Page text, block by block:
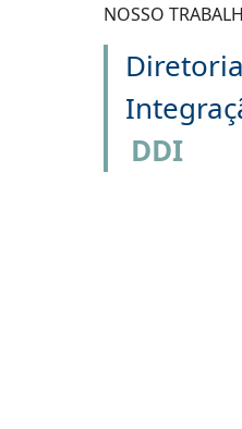
NOSSO
DDI